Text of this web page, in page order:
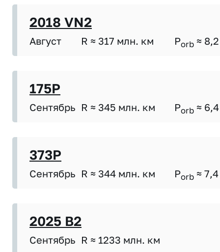
2018 VN2
Август R ≈ 317 млн. км Porb ≈ 8,2
175P
Сентябрь R ≈ 345 млн. км Porb ≈ 6,4
373P
Сентябрь R ≈ 344 млн. км Porb ≈ 7,4
2025 B2
Сентябрь R ≈ 1233 млн. км